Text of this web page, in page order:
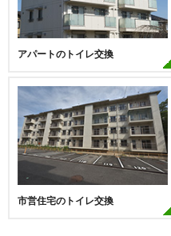
アパートのトイレ交換
市営住宅のトイレ交換